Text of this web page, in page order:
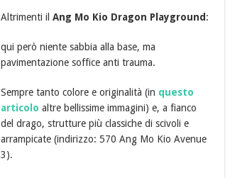
Altrimenti il Ang Mo Kio Dragon Playground :
qui però niente sabbia alla base, ma
pavimentazione soffice anti trauma.
Sempre tanto colore e originalità (in questo
articolo altre bellissime immagini) e, a fianco
del drago, strutture più classiche di scivoli e
arrampicate (indirizzo: 570 Ang Mo Kio Avenue
3).